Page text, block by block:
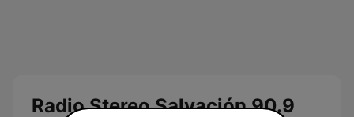
Radio Stereo Salvación 90.9